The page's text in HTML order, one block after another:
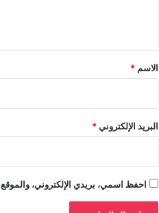
*
الاسم *
البريد الإلكتروني*
احفظ اسمي، بريدي الإلكتروني،